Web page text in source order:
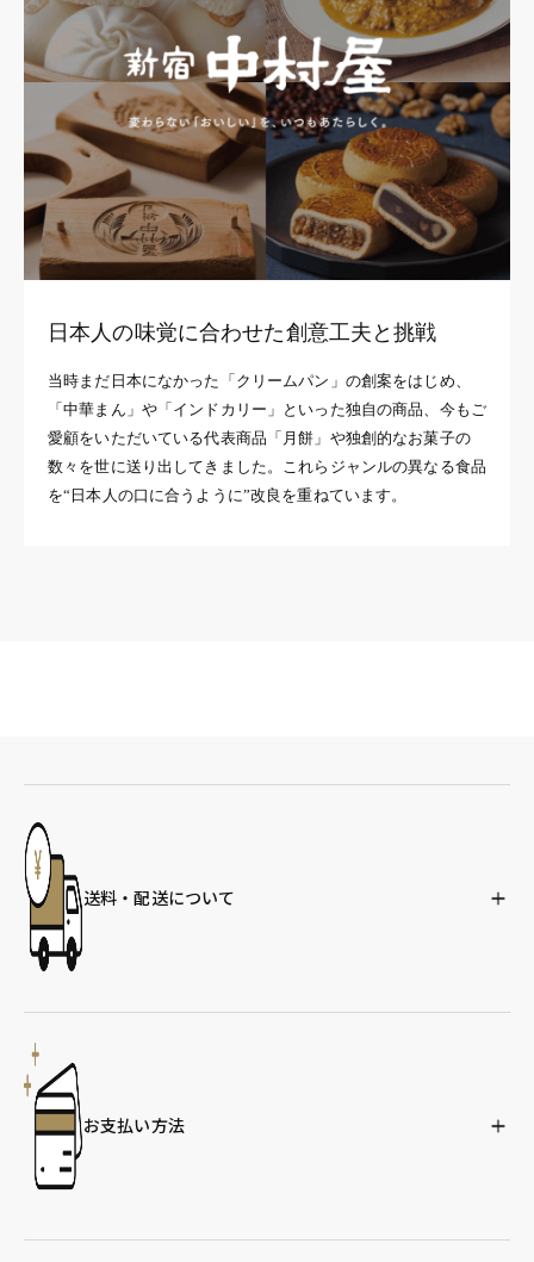
日本人の味覚に合わせた創意工夫と挑戦
当時まだ日本になかった「クリームパン」の創案をはじめ、
「中華まん」や「インドカリー」といった独自の商品、今もご
愛顧をいただいている代表商品「月餅」や独創的なお菓子の
数々を世に送り出してきました。これらジャンルの異なる食品
を“日本人の口に合うように”改良を重ねています。
送料・配送について
お支払い方法